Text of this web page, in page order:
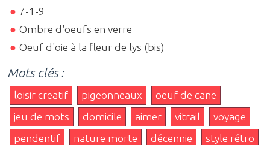
7-1-9
Ombre d'oeufs en verre
Oeuf d'oie à la fleur de lys (bis)
Mots clés :
loisir creatif pigeonneaux
oeuf de cane
jeu de mots
domicile aimer vitrail
voyage
pendentif
nature morte décennie
style rétro